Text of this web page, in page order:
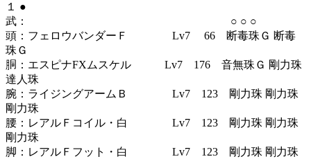
１ ●
武： ○ ○ ○
頭：フェロウバンダーＦ Lv7 66 断毒珠Ｇ 断毒
珠Ｇ
胴：エスピナFXムスケル Lv7 176 音無珠Ｇ 剛力珠
達人珠
腕：ライジングアームＢ Lv7 123 剛力珠 剛力珠
剛力珠
腰：レアルＦコイル・白 Lv7 123 剛力珠 剛力珠
剛力珠
脚：レアルＦフット・白 Lv7 123 剛力珠 剛力珠